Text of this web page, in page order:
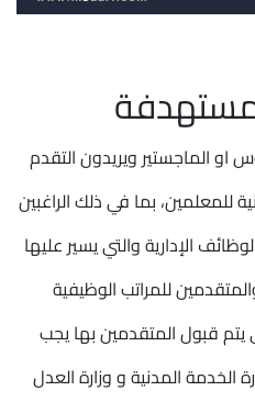
او الماجستير ويريدون التقدم
للمعلمين، بما في ذلك الراغبين
الإدارية والتي يسير عليها
للمراتب الوظيفية
يتم قبول المتقدمين بها يجب
الخدمة المدنية و وزارة العدل